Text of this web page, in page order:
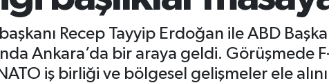
Recep Tayyip Erdoğan ile ABD
Ankara’da bir araya geldi. Görüşmede
iş birliği ve bölgesel gelişmeler ele
ve Fikstür